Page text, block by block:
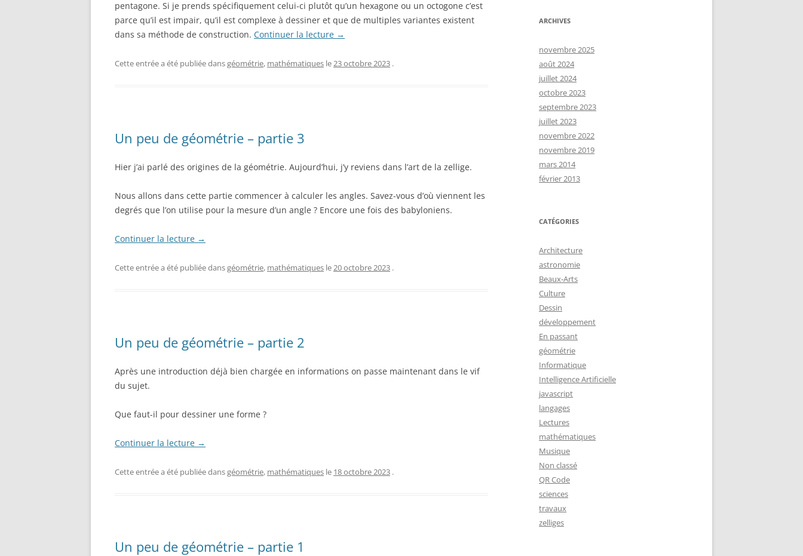
pentagone. Si je prends spécifiquement celui-ci plutôt qu’un hexagone ou un octogone c’est
parce qu’il est impair, qu’il est complexe à dessiner et que de multiples variantes existent
dans sa méthode de construction. Continuer la lecture →
Cette entrée a été publiée dansgéométrie, mathématiques le23 octobre 2023 .
Un peu de géométrie – partie 3
Hier j’ai parlé des origines de la géométrie. Aujourd’hui, j’y reviens dans l’art de la zellige.
Nous allons dans cette partie commencer à calculer les angles. Savez-vous d’où viennent les
degrés que l’on utilise pour la mesure d’un angle ? Encore une fois des babyloniens.
Continuer la lecture →
Cette entrée a été publiée dansgéométrie, mathématiques le20 octobre 2023 .
Un peu de géométrie – partie 2
Après une introduction déjà bien chargée en informations on passe maintenant dans le vif
du sujet.
Que faut-il pour dessiner une forme ?
Continuer la lecture →
Cette entrée a été publiée dansgéométrie, mathématiques le 18 octobre 2023 .
Un peu de géométrie – partie 1
ARCHIVES
novembre 2025
août 2024
juillet 2024
octobre 2023
septembre 2023
juillet 2023
novembre 2022
novembre 2019
mars 2014
février 2013
CATÉGORIES
Architecture
astronomie
Beaux-Arts
Culture
Dessin
développement
En passant
géométrie
Informatique
Intelligence Artificielle
javascript
langages
Lectures
mathématiques
Musique
Non classé
QR Code
sciences
travaux
zelliges